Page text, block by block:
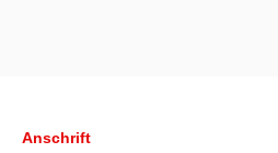
Anschrift